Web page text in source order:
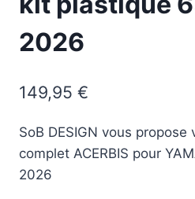
2026
149,95 €
SoB DESIGN vous
complet ACERBIS pour
2026